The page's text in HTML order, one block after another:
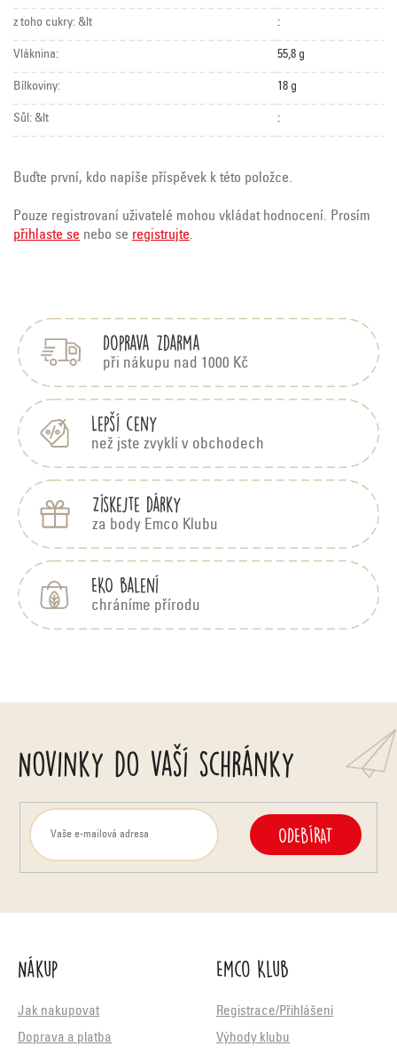
z toho cukry: &lt :
Vláknina: 55,8 g
Bílkoviny: 18 g
Sůl: &lt :
Buďte první, kdo napíše příspěvek k této položce.
Pouze registrovaní uživatelé mohou vkládat hodnocení. Prosím
přihlaste se nebo se registrujte.
Doprava zdarma
při nákupu nad 1000 Kč
Lepší ceny
než jste zvyklí v obchodech
Získejte dárky
za body Emco Klubu
EKO balení
chráníme přírodu
Novinky do vaší schránky
ODEBÍRAT
Nákup
Jak nakupovat
Doprava a platba
Emco Klub
Registrace/Přihlášení
Výhody klubu